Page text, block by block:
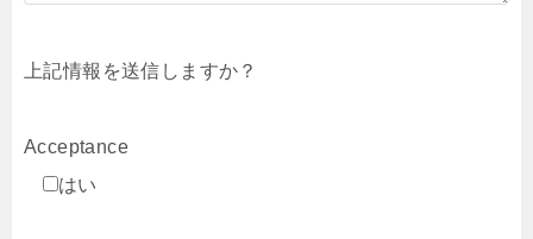
上記情報を送信しますか？
Acceptance
はい